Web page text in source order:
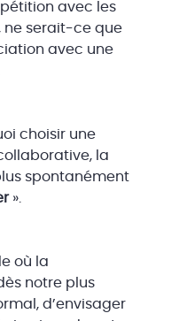
avec les
ne serait-ce que
avec une
choisir une
la
spontanément
».
où la
notre plus
d’envisager